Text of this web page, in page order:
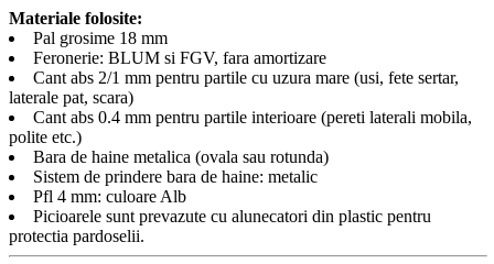
Materiale folosite:
Pal grosime 18 mm
Feronerie: BLUM si FGV, fara amortizare
Cant abs 2/1 mm pentru partile cu uzura mare (usi, fete sertar,
laterale pat, scara)
Cant abs 0.4 mm pentru partile interioare (pereti laterali mobila,
polite etc.)
Bara de haine metalica (ovala sau rotunda)
Sistem de prindere bara de haine: metalic
Pfl 4 mm: culoare Alb
Picioarele sunt prevazute cu alunecatori din plastic pentru
protectia pardoselii.